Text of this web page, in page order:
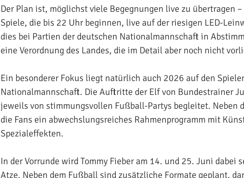
Der Plan ist, möglichst viele Begegnungen live zu übertragen
Spiele, die bis 22 Uhr beginnen, live auf der riesigen LED-
dies bei Partien der deutschen Nationalmannschaft in
eine Verordnung des Landes, die im Detail aber noch nicht
Ein besonderer Fokus liegt natürlich auch 2026 auf den
Nationalmannschaft. Die Auftritte der Elf von Bundestrainer
jeweils von stimmungsvollen Fußball-Partys begleitet. Neben
die Fans ein abwechslungsreiches Rahmenprogramm mit
Spezialeffekten.
In der Vorrunde wird Tommy Fieber am 14. und 25. Juni dabei
Atze. Neben dem Fußball sind zusätzliche Formate geplant,